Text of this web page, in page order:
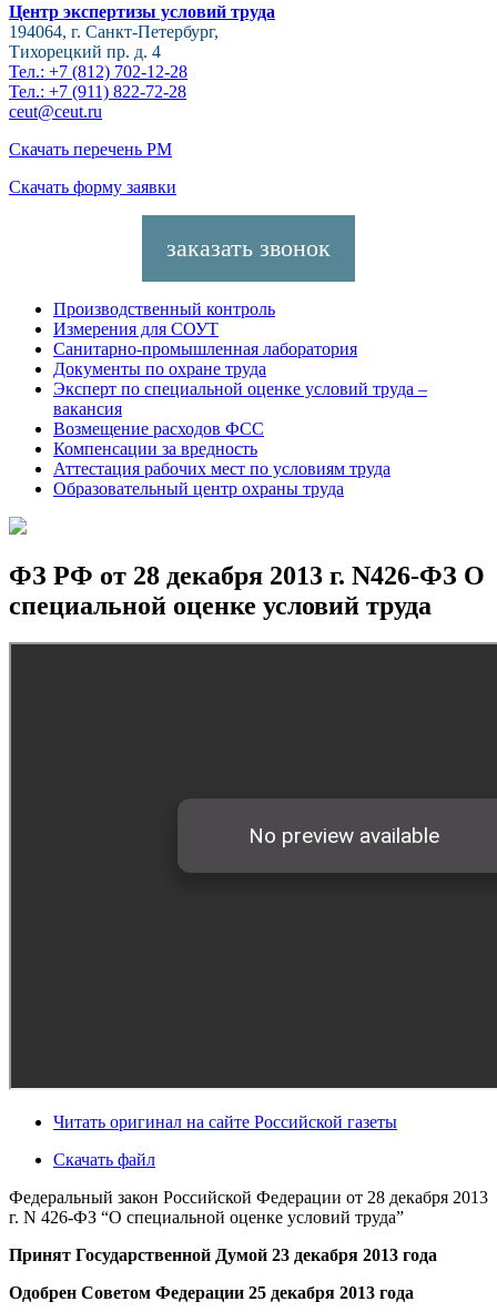
Центр экспертизы условий труда
194064, г. Санкт-Петербург,
Тихорецкий пр. д. 4
Тел.: +7 (812) 702-12-28
Тел.: +7 (911) 822-72-28
ceut@ceut.ru
Скачать перечень РМ
Скачать форму заявки
заказать звонок
Производственный контроль
Измерения для СОУТ
Санитарно-промышленная лаборатория
Документы по охране труда
Эксперт по специальной оценке условий труда –
вакансия
Возмещение расходов ФСС
Компенсации за вредность
Аттестация рабочих мест по условиям труда
Образовательный центр охраны труда
ФЗ РФ от 28 декабря 2013 г. N426-ФЗ О
специальной оценке условий труда
Читать оригинал на сайте Российской газеты
Скачать файл
Федеральный закон Российской Федерации от 28 декабря 2013
г. N 426-ФЗ “О специальной оценке условий труда”
Принят Государственной Думой 23 декабря 2013 года
Одобрен Советом Федерации 25 декабря 2013 года